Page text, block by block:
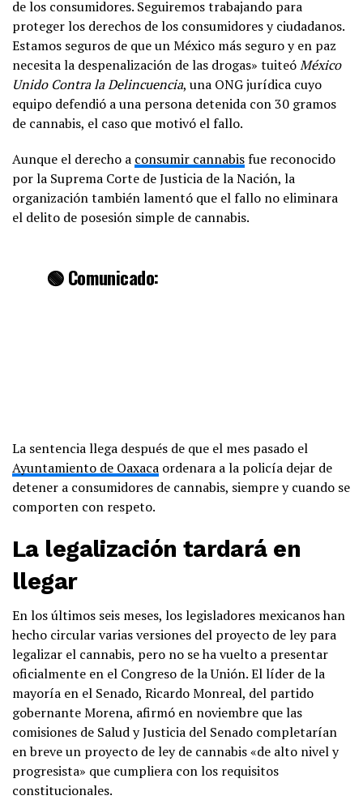
de los consumidores. Seguiremos trabajando para
proteger los derechos de los consumidores y ciudadanos.
Estamos seguros de que un México más seguro y en paz
necesita la despenalización de las drogas» tuiteóMéxico
Unido Contra la Delincuencia, una ONG jurídica cuyo
equipo defendió a una persona detenida con 30 gramos
de cannabis, el caso que motivó el fallo.
Aunque el derecho a consumir cannabisfue reconocido
por la Suprema Corte de Justicia de la Nación, la
organización también lamentó que el fallo no eliminara
el delito de posesión simple de cannabis.
🟢 Comunicado:
La@SCJNsigue considerando
criminales a las personas en
posesión de cannabis 👉🏽
https://t.co/AqaikHwmhP
pic.twitter.com/vgD3cYoWtY
— México Unido (@MUCD)May 13,
2022
La sentencia llega después de que el mes pasado el
Ayuntamiento de Oaxaca ordenara a la policía dejar de
detener a consumidores de cannabis, siempre y cuando se
comporten con respeto.
La legalización tardará en
llegar
En los últimos seis meses, los legisladores mexicanos han
hecho circular varias versiones del proyecto de ley para
legalizar el cannabis, pero no se ha vuelto a presentar
oficialmente en el Congreso de la Unión. El líder de la
mayoría en el Senado, Ricardo Monreal, del partido
gobernante Morena, afirmó en noviembre que las
comisiones de Salud y Justicia del Senado completarían
en breve un proyecto de ley de cannabis «de alto nivel y
progresista» que cumpliera con los requisitos
constitucionales.